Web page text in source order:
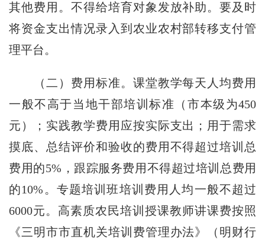
其他费用。不得给培育对象发放补助。要及时
将资金支出情况录入到农业农村部转移支付管
理平台。
（二）费用标准。 课堂教学每天人均费用
一般不高于当地干部培训标准（市本级为450
元）；实践教学费用应按实际支出；用于需求
摸底、总结评价和验收的费用不得超过培训总
费用的5% ，跟踪服务费用不得超过培训总费用
的10% 。专题培训班培训费用人均一般不超过
6000元。高素质农民培训授课教师讲课费按照
《三明市市直机关培训费管理办法》（明财行